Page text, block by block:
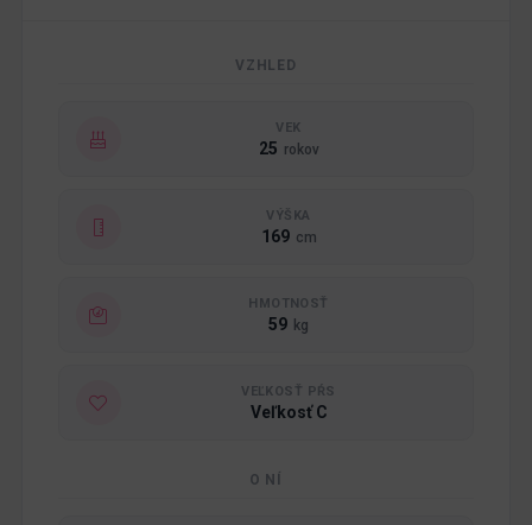
VZHLED
VEK
25 rokov
VÝŠKA
169 cm
HMOTNOSŤ
59 kg
VEĽKOSŤ PŔS
Veľkosť C
O NÍ